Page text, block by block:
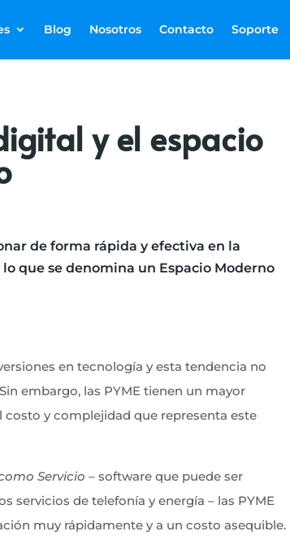
Blog Nosotros Contacto Soporte
y el espacio
de forma rápida y efectiva en la
que se denomina un Espacio Moderno
en tecnología y esta tendencia no
embargo, las PYME tienen un mayor
y complejidad que representa este
Servicio – software que puede ser
servicios de telefonía y energía – las PYME
muy rápidamente y a un costo asequible.